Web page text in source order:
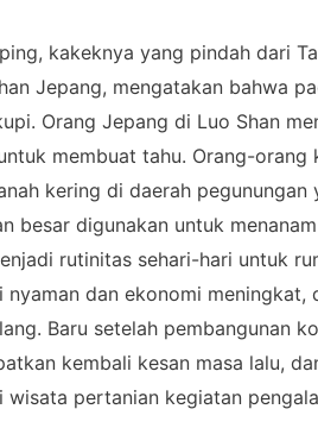
kakeknya yang pindah dari
Jepang, mengatakan bahwa
Orang Jepang di Luo Shan
membuat tahu. Orang-
kering di daerah
besar digunakan untuk
rutinitas sehari-hari untuk
nyaman dan ekonomi
Baru setelah pembangunan
kembali kesan masa lalu,
wisata pertanian kegiatan